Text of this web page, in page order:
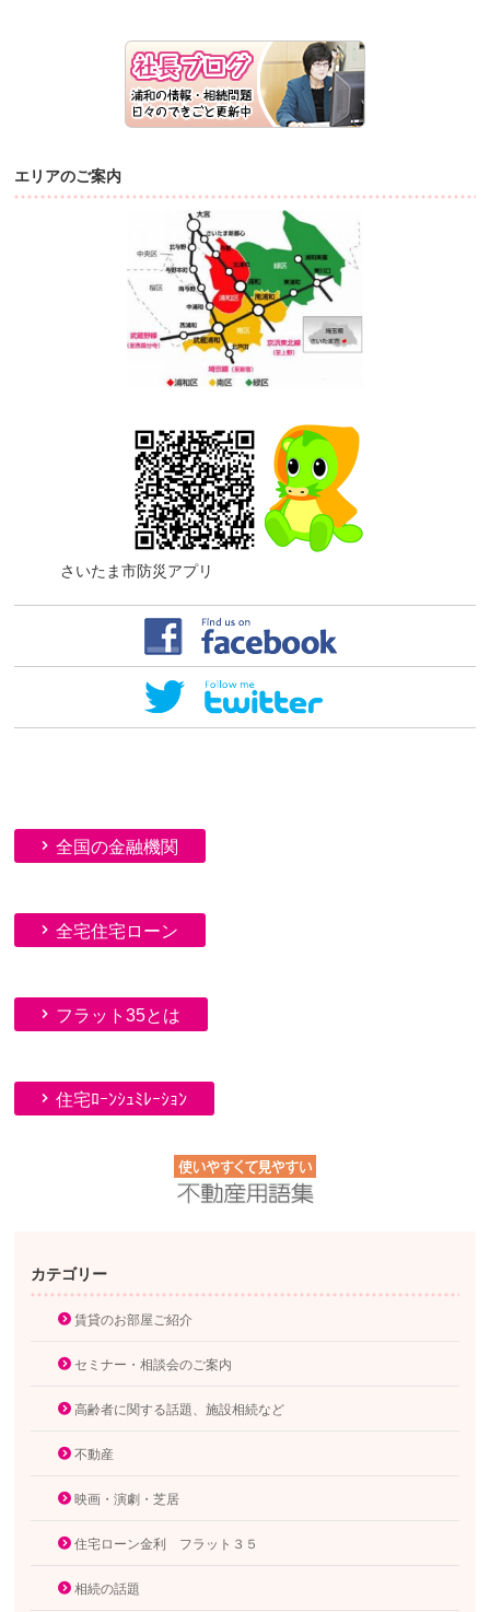
エリアのご案内
さいたま市防災アプリ
全国の金融機関
全宅住宅ローン
フラット35とは
住宅ﾛｰﾝｼｭﾐﾚｰｼｮﾝ
カテゴリー
賃貸のお部屋ご紹介
セミナー・相談会のご案内
高齢者に関する話題、施設相続など
不動産
映画・演劇・芝居
住宅ローン金利 フラット３５
相続の話題